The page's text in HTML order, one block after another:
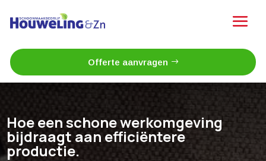
Offerte aanvragen
Hoe een schone werkomgeving
bijdraagt aan efficiëntere
productie.​